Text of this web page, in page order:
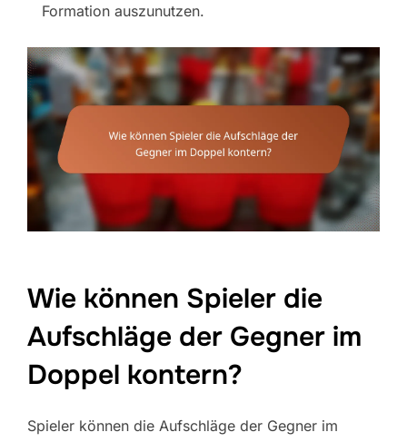
Formation auszunutzen.
Wie können Spieler die
Aufschläge der Gegner im
Doppel kontern?
Spieler können die Aufschläge der Gegner im